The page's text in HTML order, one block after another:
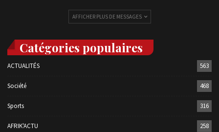
AFFICHER PLUS DE MESSAGES
Catégories populaires
ACTUALITÉS 563
Société 468
Sports 316
AFRIK'ACTU 258